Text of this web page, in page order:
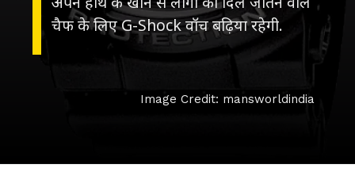
Image Credit: mansworldindia